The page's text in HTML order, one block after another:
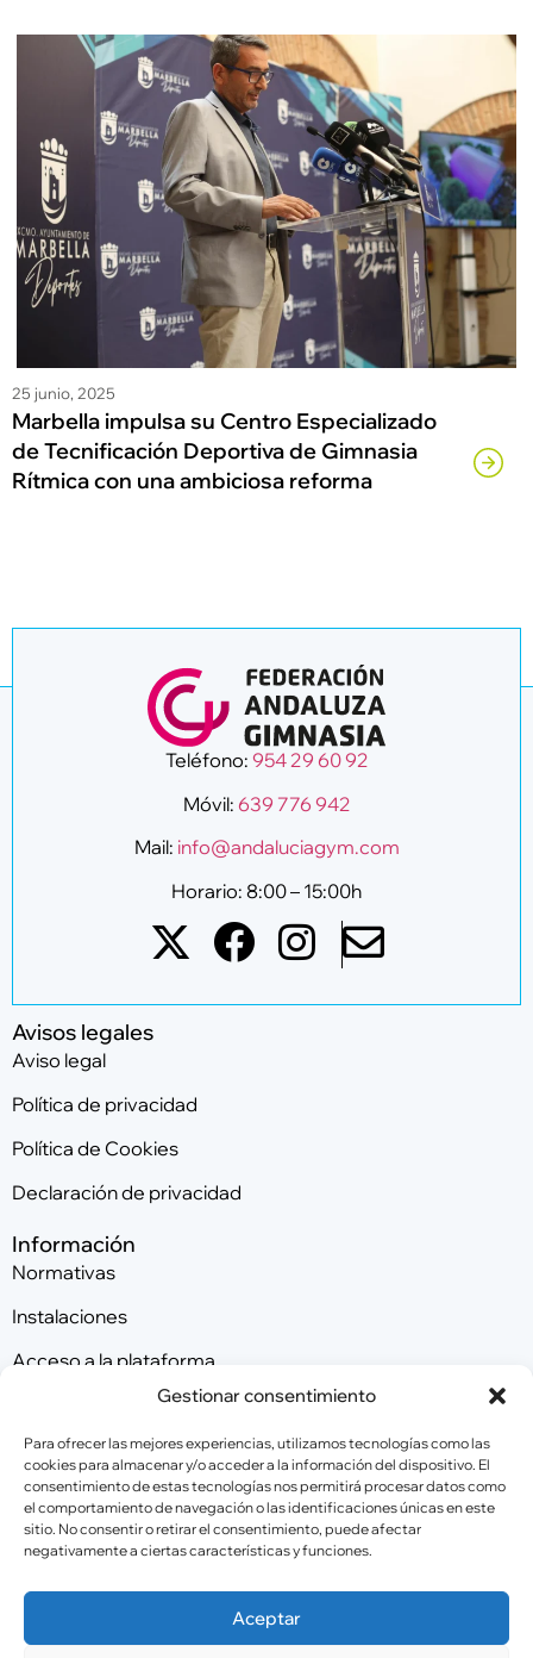
Gestionar consentimiento
Para ofrecer las mejores experiencias, utilizamos tecnologías como las
cookies para almacenar y/o acceder a la información del dispositivo. El
consentimiento de estas tecnologías nos permitirá procesar datos como
el comportamiento de navegación o las identificaciones únicas en este
sitio. No consentir o retirar el consentimiento, puede afectar
negativamente a ciertas características y funciones.
Aceptar
25 junio, 2025
Marbella impulsa su Centro Especializado
de Tecnificación Deportiva de Gimnasia
Rítmica con una ambiciosa reforma
Teléfono: 954 29 60 92
Móvil: 639 776 942
Mail: info@andaluciagym.com
Horario: 8:00 – 15:00h
Avisos legales
Aviso legal
Política de privacidad
Política de Cookies
Declaración de privacidad
Información
Normativas
Instalaciones
Acceso a la plataforma
Patrocinadores